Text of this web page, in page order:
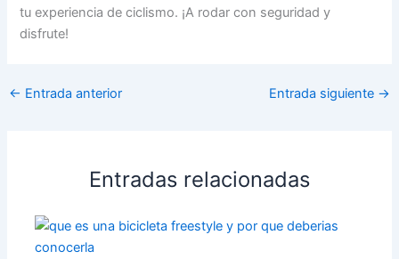
tu experiencia de ciclismo. ¡A rodar con seguridad y
disfrute!
← Entrada anterior Entrada siguiente →
Entradas relacionadas